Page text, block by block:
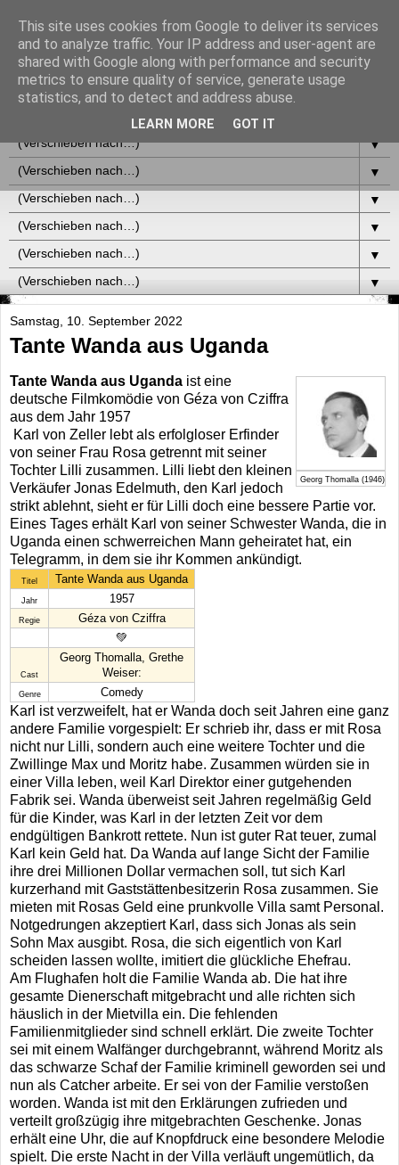
▼
▼
▼
▼
▼
▼
Samstag, 10. September 2022
Tante Wanda aus Uganda
Georg Thomalla (1946)
Tante Wanda aus Uganda ist eine
deutsche Filmkomödie von Géza von Cziffra
aus dem Jahr 1957
Karl von Zeller lebt als erfolgloser Erfinder
von seiner Frau Rosa getrennt mit seiner
Tochter Lilli zusammen. Lilli liebt den kleinen
Verkäufer Jonas Edelmuth, den Karl jedoch
strikt ablehnt, sieht er für Lilli doch eine bessere Partie vor.
Eines Tages erhält Karl von seiner Schwester Wanda, die in
Uganda einen schwerreichen Mann geheiratet hat, ein
Telegramm, in dem sie ihr Kommen ankündigt.
Titel Tante Wanda aus Uganda
Jahr 1957
Regie
Géza von Cziffra
💚
Cast
Georg Thomalla, Grethe
Weiser:
Genre Comedy
Karl ist verzweifelt, hat er Wanda doch seit Jahren eine ganz
andere Familie vorgespielt: Er schrieb ihr, dass er mit Rosa
nicht nur Lilli, sondern auch eine weitere Tochter und die
Zwillinge Max und Moritz habe. Zusammen würden sie in
einer Villa leben, weil Karl Direktor einer gutgehenden
Fabrik sei. Wanda überweist seit Jahren regelmäßig Geld
für die Kinder, was Karl in der letzten Zeit vor dem
endgültigen Bankrott rettete. Nun ist guter Rat teuer, zumal
Karl kein Geld hat. Da Wanda auf lange Sicht der Familie
ihre drei Millionen Dollar vermachen soll, tut sich Karl
kurzerhand mit Gaststättenbesitzerin Rosa zusammen. Sie
mieten mit Rosas Geld eine prunkvolle Villa samt Personal.
Notgedrungen akzeptiert Karl, dass sich Jonas als sein
Sohn Max ausgibt. Rosa, die sich eigentlich von Karl
scheiden lassen wollte, imitiert die glückliche Ehefrau.
Am Flughafen holt die Familie Wanda ab. Die hat ihre
gesamte Dienerschaft mitgebracht und alle richten sich
häuslich in der Mietvilla ein. Die fehlenden
Familienmitglieder sind schnell erklärt. Die zweite Tochter
sei mit einem Walfänger durchgebrannt, während Moritz als
das schwarze Schaf der Familie kriminell geworden sei und
nun als Catcher arbeite. Er sei von der Familie verstoßen
worden. Wanda ist mit den Erklärungen zufrieden und
verteilt großzügig ihre mitgebrachten Geschenke. Jonas
erhält eine Uhr, die auf Knopfdruck eine besondere Melodie
spielt. Die erste Nacht in der Villa verläuft ungemütlich, da
This site uses cookies from Google to deliver its services
and to analyze traffic. Your IP address and user-agent are
shared with Google along with performance and security
metrics to ensure quality of service, generate usage
statistics, and to detect and address abuse.
LEARN MORE GOT IT